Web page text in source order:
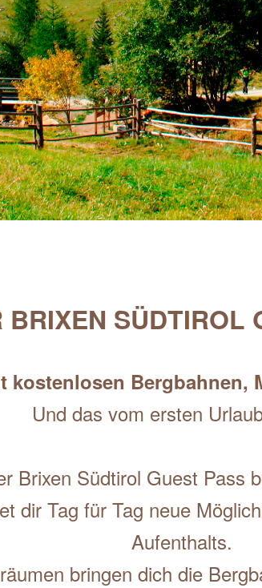
BRIXEN SÜDTIROL
kostenlosen
Und das vom ersten
Brixen Südtirol Guest Pass
dir Tag für Tag neue
Aufenthalts.
bringen dich die